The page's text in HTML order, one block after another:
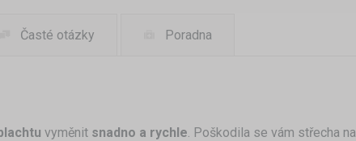
Časté otázky Poradna
vyměnit snadno a rychle. Poškodila se vám střecha na